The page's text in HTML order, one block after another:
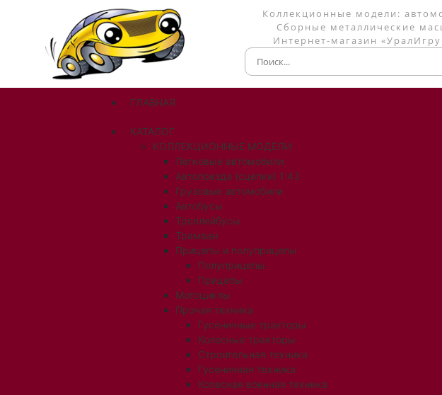
Коллекционные модели:
Сборные металлические
Интернет-магазин
ГЛАВНАЯ
КАТАЛОГ
КОЛЛЕКЦИОННЫЕ МОДЕЛИ
Легковые автомобили
Автопоезда (сцепки) 1:43
Грузовые автомобили
Автобусы
Троллейбусы
Трамваи
Прицепы и полуприцепы
Полуприцепы
Прицепы
Мотоциклы
Прочая техника
Гусеничные тракторы
Колесные тракторы
Строительная техника
Гусеничная техника
Колесная военная техника